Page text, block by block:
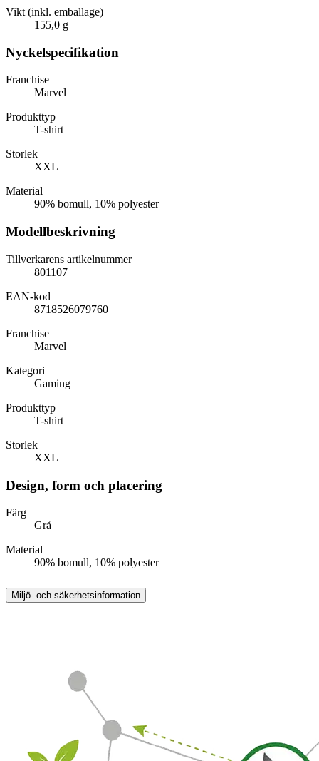
Vikt (inkl. emballage)
155,0 g
Nyckelspecifikation
Franchise
Marvel
Produkttyp
T-shirt
Storlek
XXL
Material
90% bomull, 10% polyester
Modellbeskrivning
Tillverkarens artikelnummer
801107
EAN-kod
8718526079760
Franchise
Marvel
Kategori
Gaming
Produkttyp
T-shirt
Storlek
XXL
Design, form och placering
Färg
Grå
Material
90% bomull, 10% polyester
Miljö- och säkerhetsinformation